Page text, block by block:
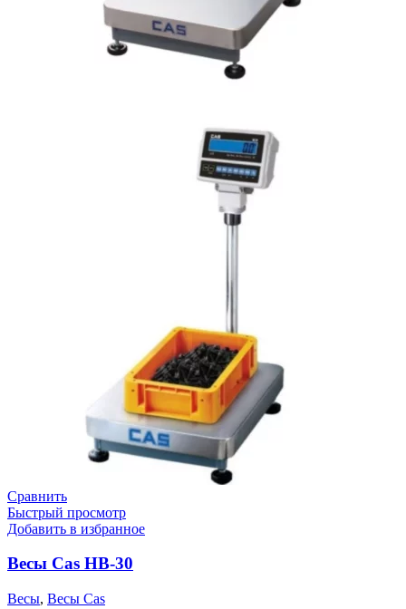
Сравнить
Быстрый просмотр
Добавить в избранное
Весы Cas HB-30
Весы, Весы Cas